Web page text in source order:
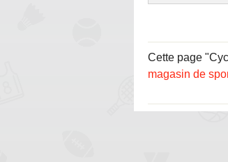
Cette page
magasin de